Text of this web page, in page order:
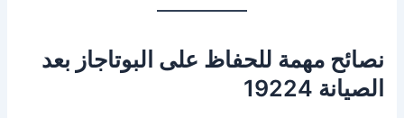
نصائح مهمة للحفاظ على البوتاجاز بعد
الصيانة 19224